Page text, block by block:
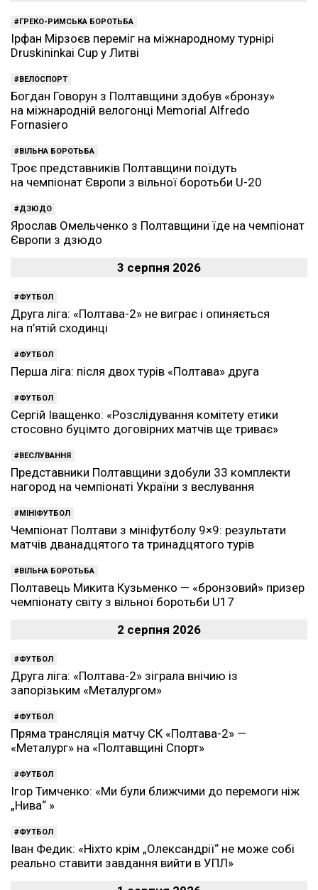
ГРЕКО-РИМСЬКА БОРОТЬБА
Ірфан Мірзоєв переміг на міжнародному турнірі
Druskininkai Cup у Литві
ВЕЛОСПОРТ
Богдан Говорун з Полтавщини здобув «бронзу»
на міжнародній велогонці Memorial Alfredo
Fornasiero
ВІЛЬНА БОРОТЬБА
Троє представників Полтавщини поїдуть
на чемпіонат Європи з вільної боротьби U-20
ДЗЮДО
Ярослав Омельченко з Полтавщини їде на чемпіонат
Європи з дзюдо
3 серпня 2026
ФУТБОЛ
Друга ліга: «Полтава-2» не виграє і опиняється
на п’ятій сходинці
ФУТБОЛ
Перша ліга: після двох турів «Полтава» друга
ФУТБОЛ
Сергій Іващенко: «Розслідування комітету етики
стосовно буцімто договірних матчів ще триває»
ВЕСЛУВАННЯ
Представники Полтавщини здобули 33 комплекти
нагород на чемпіонаті України з веслування
МІНІФУТБОЛ
Чемпіонат Полтави з мініфутболу 9×9: результати
матчів дванадцятого та тринадцятого турів
ВІЛЬНА БОРОТЬБА
Полтавець Микита Кузьменко — «бронзовий» призер
чемпіонату світу з вільної боротьби U17
2 серпня 2026
ФУТБОЛ
Друга ліга: «Полтава-2» зіграла внічию із
запорізьким «Металургом»
ФУТБОЛ
Пряма трансляція матчу СК «Полтава-2» —
«Металург» на «Полтавщині Спорт»
ФУТБОЛ
Ігор Тимченко: «Ми були ближчими до перемоги ніж
„Нива“ »
ФУТБОЛ
Іван Федик: «Ніхто крім „Олександрії“ не може собі
реально ставити завдання вийти в УПЛ»